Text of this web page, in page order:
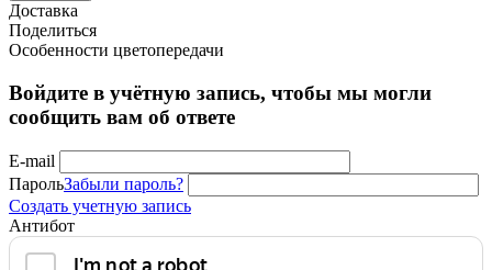
Доставка
Поделиться
Особенности цветопередачи
Войдите в учётную запись, чтобы мы могли
сообщить вам об ответе
E-mail
ПарольЗабыли пароль?
Создать учетную запись
Антибот